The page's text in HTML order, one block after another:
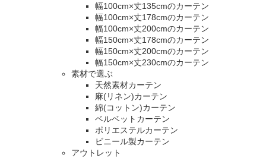
幅100cm×丈135cmのカーテン
幅100cm×丈178cmのカーテン
幅100cm×丈200cmのカーテン
幅150cm×丈178cmのカーテン
幅150cm×丈200cmのカーテン
幅150cm×丈230cmのカーテン
素材で選ぶ
天然素材カーテン
麻(リネン)カーテン
綿(コットン)カーテン
ベルベットカーテン
ポリエステルカーテン
ビニール製カーテン
アウトレット